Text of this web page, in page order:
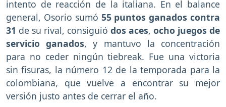
intento de reacción de la italiana. En el balance
general, Osorio sumó 55 puntos ganados contra
31 de su rival, consiguió dos aces, ocho juegos de
servicio ganados, y mantuvo la concentración
para no ceder ningún tiebreak. Fue una victoria
sin fisuras, la número 12 de la temporada para la
colombiana, que vuelve a encontrar su mejor
versión justo antes de cerrar el año.